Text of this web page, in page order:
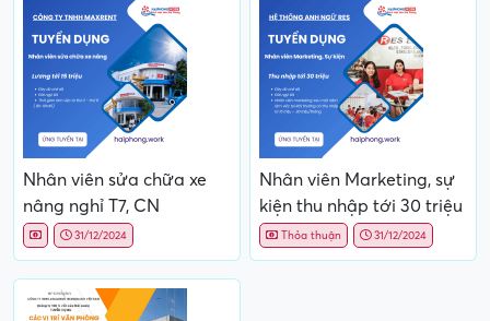
Nhân viên sửa chữa xe
nâng nghỉ T7, CN
31/12/2024
Nhân viên Marketing, sự
kiện thu nhập tới 30 triệu
Thỏa thuận 31/12/2024